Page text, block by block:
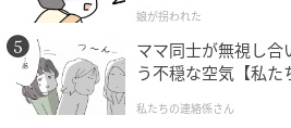
「現在の管理費では、今後の人
せん」
総会では住民同士の意見も割れま
娘が拐われた
ママ同士が無視し合
う不穏な空気【私た
私たちの連絡係さん